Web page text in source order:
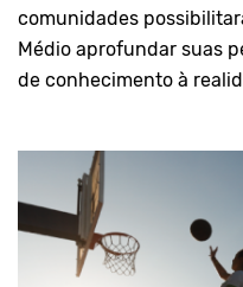
comunidades
Médio aprofundar suas
de conhecimento à